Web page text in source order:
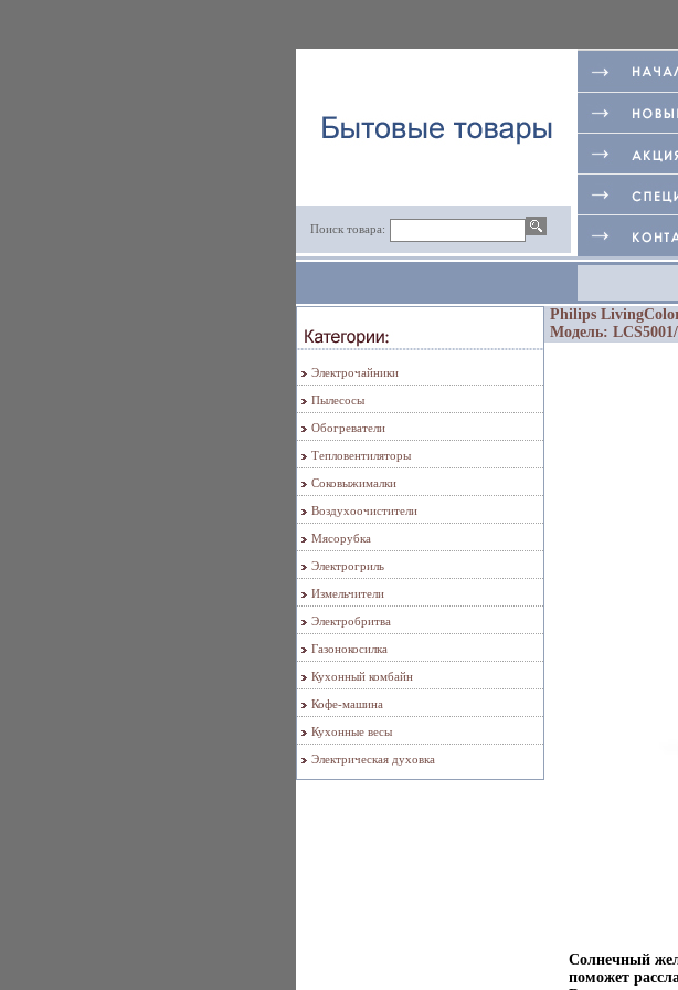
Поиск товара:
Электрочайники
Пылесосы
Обогреватели
Тепловентиляторы
Соковыжималки
Воздухоочистители
Мясорубка
Электрогриль
Измельчители
Электробритва
Газонокосилка
Кухонный комбайн
Кофе-машина
Кухонные весы
Электрическая духовка
Philips
Модель:
Солнечный
поможет